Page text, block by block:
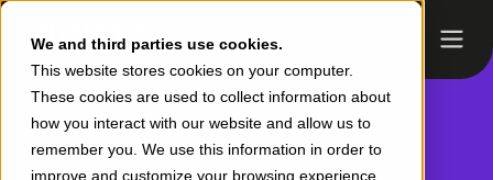
We and third parties use cookies.
This website stores cookies on your computer.
These cookies are used to collect information about
how you interact with our website and allow us to
remember you. We use this information in order to
improve and customize your browsing experience